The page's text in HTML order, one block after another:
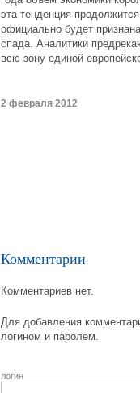
эта тенденция
официально будет
спада. Аналитики
всю зону единой
2 февраля 2012
Комментарии
Комментариев нет.
Для добавления
логином и паролем.
логин